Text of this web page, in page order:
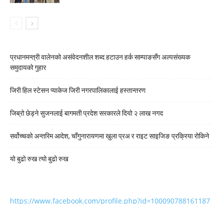
प्रधानमन्त्री वालेनको असंवेदनशील शब्द हटाउन हर्क साम्पाङसँग अल्पसंख्यक
समुदायको गुहार
जिरी हिल स्टेसन प्याकेज जिरी नगरपालिकालाई हस्तान्तरण
जिब्रो छेड्ने सुजनलाई बागमती प्रदेश सरकारले दियो २ लाख नगद
सर्वोच्चको अन्तरिम आदेश, चाँगुनारायणमा खुला प्रअ र राइट साइजिङ प्रक्रिया रोकिने
यो बुढो रुख त्यो बुढो रुख
https://www.facebook.com/profile.php?id=100090788161187